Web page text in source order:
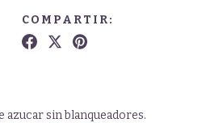
COMPARTIR:
azucar sin blanqueadores.